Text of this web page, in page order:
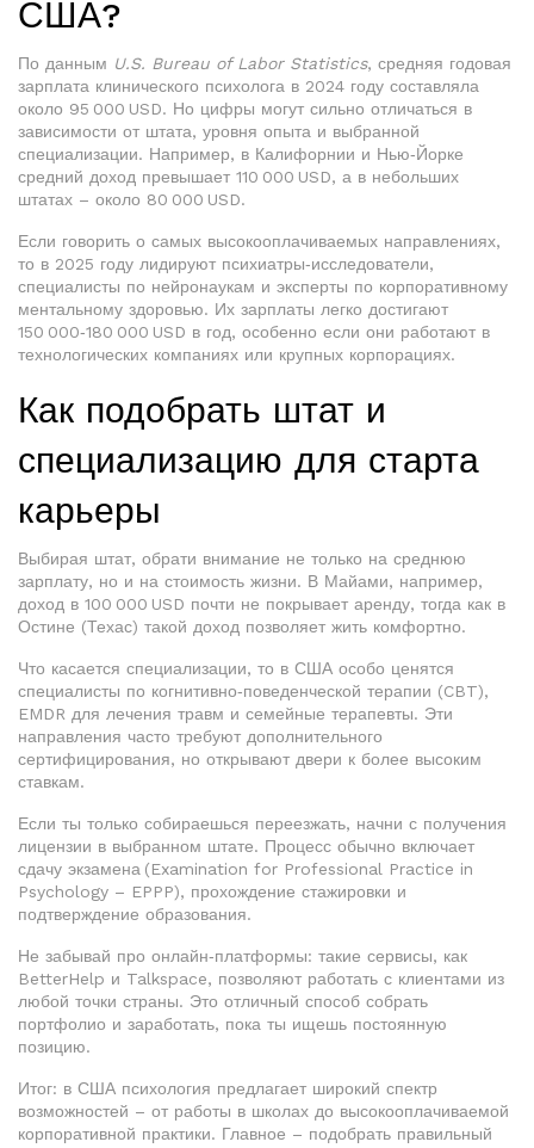
США?
По данным U.S. Bureau of Labor Statistics, средняя годовая
зарплата клинического психолога в 2024 году составляла
около 95 000 USD. Но цифры могут сильно отличаться в
зависимости от штата, уровня опыта и выбранной
специализации. Например, в Калифорнии и Нью‑Йорке
средний доход превышает 110 000 USD, а в небольших
штатах – около 80 000 USD.
Если говорить о самых высокооплачиваемых направлениях,
то в 2025 году лидируют психиатры‑исследователи,
специалисты по нейронаукам и эксперты по корпоративному
ментальному здоровью. Их зарплаты легко достигают
150 000‑180 000 USD в год, особенно если они работают в
технологических компаниях или крупных корпорациях.
Как подобрать штат и
специализацию для старта
карьеры
Выбирая штат, обрати внимание не только на среднюю
зарплату, но и на стоимость жизни. В Майами, например,
доход в 100 000 USD почти не покрывает аренду, тогда как в
Остине (Техас) такой доход позволяет жить комфортно.
Что касается специализации, то в США особо ценятся
специалисты по когнитивно‑поведенческой терапии (CBT),
EMDR для лечения травм и семейные терапевты. Эти
направления часто требуют дополнительного
сертифицирования, но открывают двери к более высоким
ставкам.
Если ты только собираешься переезжать, начни с получения
лицензии в выбранном штате. Процесс обычно включает
сдачу экзамена (Examination for Professional Practice in
Psychology – EPPP), прохождение стажировки и
подтверждение образования.
Не забывай про онлайн‑платформы: такие сервисы, как
BetterHelp и Talkspace, позволяют работать с клиентами из
любой точки страны. Это отличный способ собрать
портфолио и заработать, пока ты ищешь постоянную
позицию.
Итог: в США психология предлагает широкий спектр
возможностей – от работы в школах до высокооплачиваемой
корпоративной практики. Главное – подобрать правильный